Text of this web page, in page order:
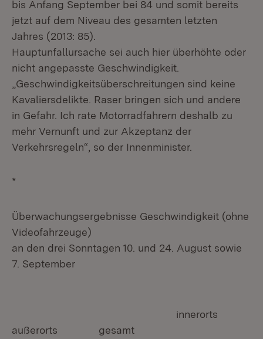
bis Anfang September bei 84 und somit bereits
jetzt auf dem Niveau des gesamten letzten
Jahres (2013: 85).
Hauptunfallursache sei auch hier überhöhte oder
nicht angepasste Geschwindigkeit.
„Geschwindigkeitsüberschreitungen sind keine
Kavaliersdelikte. Raser bringen sich und andere
in Gefahr. Ich rate Motorradfahrern deshalb zu
mehr Vernunft und zur Akzeptanz der
Verkehrsregeln“, so der Innenminister.
*
Überwachungsergebnisse Geschwindigkeit (ohne
Videofahrzeuge)
an den drei Sonntagen 10. und 24. August sowie
7. September
innerorts
außerorts gesamt